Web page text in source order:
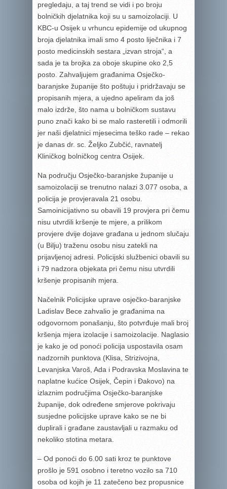
pregledaju, a taj trend se vidi i po broju
bolničkih djelatnika koji su u samoizolaciji. U
KBC-u Osijek u vrhuncu epidemije od ukupnog
broja djelatnika imali smo 4 posto liječnika i 7
posto medicinskih sestara „izvan stroja“, a
sada je ta brojka za oboje skupine oko 2,5
posto. Zahvaljujem građanima Osječko-
baranjske županije što poštuju i pridržavaju se
propisanih mjera, a ujedno apeliram da još
malo izdrže, što nama u bolničkom sustavu
puno znači kako bi se malo rasteretili i odmorili
jer naši djelatnici mjesecima teško rade – rekao
je danas dr. sc. Željko Zubčić, ravnatelj
Kliničkog bolničkog centra Osijek.
Na području Osječko-baranjske županije u
samoizolaciji se trenutno nalazi 3.077 osoba, a
policija je provjeravala 21 osobu.
Samoinicijativno su obavili 19 provjera pri čemu
nisu utvrdili kršenje te mjere, a prilikom
provjere dvije dojave građana u jednom slučaju
(u Bilju) traženu osobu nisu zatekli na
prijavljenoj adresi. Policijski službenici obavili su
i 79 nadzora objekata pri čemu nisu utvrdili
kršenje propisanih mjera.
Načelnik Policijske uprave osječko-baranjske
Ladislav Bece zahvalio je građanima na
odgovornom ponašanju, što potvrđuje mali broj
kršenja mjera izolacije i samoizolacije. Naglasio
je kako je od ponoći policija uspostavila osam
nadzornih punktova (Klisa, Strizivojna,
Levanjska Varoš, Ada i Podravska Moslavina te
naplatne kućice Osijek, Čepin i Đakovo) na
izlaznim područjima Osječko-baranjske
županije, dok određene smjerove pokrivaju
susjedne policijske uprave kako se ne bi
duplirali i građane zaustavljali u razmaku od
nekoliko stotina metara.
– Od ponoći do 6.00 sati kroz te punktove
prošlo je 591 osobno i teretno vozilo sa 710
osoba od kojih je 11 zatečeno bez propusnice